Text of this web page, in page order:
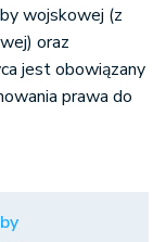
wojskowej (z
oraz
jest obowiązany
prawa do